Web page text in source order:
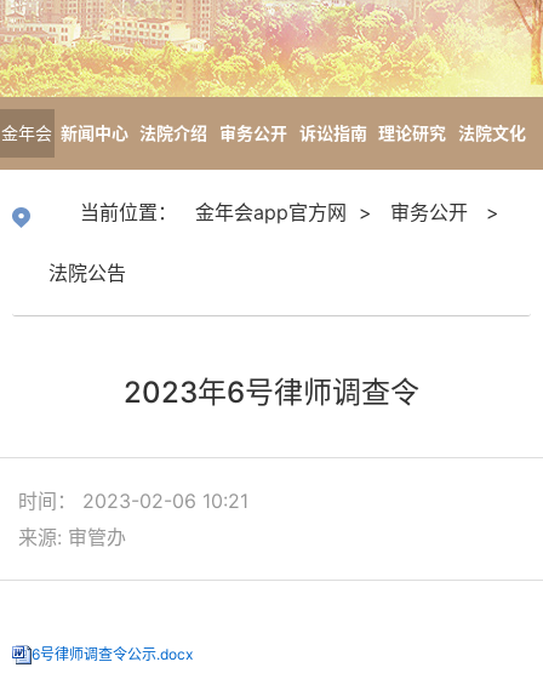
金年会
方网
新闻中心 法院介绍 审务公开 诉讼指南 理论研究 法院文化
当前位置： 金年会app官方网 > 审务公开 >
法院公告
2023年6号律师调查令
时间： 2023-02-06 10:21
来源: 审管办
6号律师调查令公示.docx